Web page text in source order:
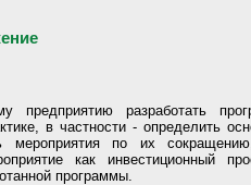
разработать
в частности - определить
мероприятия по их
как инвестиционный
программы.